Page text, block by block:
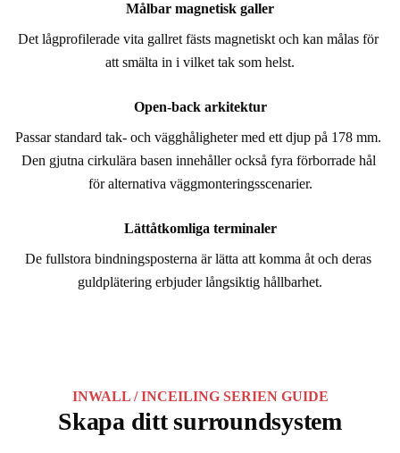
Målbar magnetisk galler
Det lågprofilerade vita gallret fästs magnetiskt och kan målas för
att smälta in i vilket tak som helst.
Open-back arkitektur
Passar standard tak- och vägghåligheter med ett djup på 178 mm.
Den gjutna cirkulära basen innehåller också fyra förborrade hål
för alternativa väggmonteringsscenarier.
Lättåtkomliga terminaler
De fullstora bindningsposterna är lätta att komma åt och deras
guldplätering erbjuder långsiktig hållbarhet.
INWALL / INCEILING SERIEN GUIDE
Skapa ditt surroundsystem